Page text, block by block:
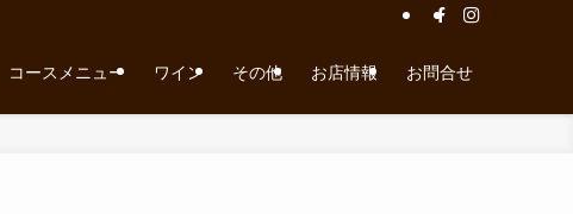
コースメニュー ワイン その他 お店情報 お問合せ